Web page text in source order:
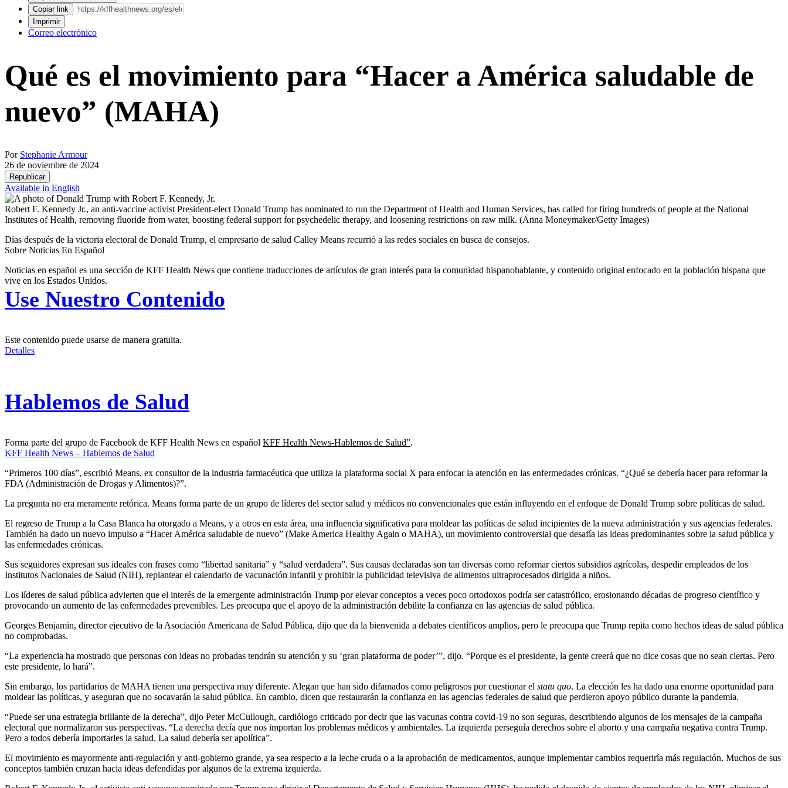
Copiar link
Imprimir
Correo electrónico
Qué es el movimiento para “Hacer a América saludable de
nuevo” (MAHA)
Por Stephanie Armour
26 de noviembre de 2024
Republicar
Available in English
Robert F. Kennedy Jr., an anti-vaccine activist President-elect Donald Trump has nominated to run the Department of Health and Human Services, has called for firing hundreds of people at the National
Institutes of Health, removing fluoride from water, boosting federal support for psychedelic therapy, and loosening restrictions on raw milk. (Anna Moneymaker/Getty Images)
Días después de la victoria electoral de Donald Trump, el empresario de salud Calley Means recurrió a las redes sociales en busca de consejos.
Sobre Noticias En Español
Noticias en español es una sección de KFF Health News que contiene traducciones de artículos de gran interés para la comunidad hispanohablante, y contenido original enfocado en la población hispana que
vive en los Estados Unidos.
Use Nuestro Contenido
Este contenido puede usarse de manera gratuita.
Detalles
Hablemos de Salud
Forma parte del grupo de Facebook de KFF Health News en español KFF Health News-Hablemos de Salud”.
KFF Health News – Hablemos de Salud
“Primeros 100 días”, escribió Means, ex consultor de la industria farmacéutica que utiliza la plataforma social X para enfocar la atención en las enfermedades crónicas. “¿Qué se debería hacer para reformar la
FDA (Administración de Drogas y Alimentos)?”.
La pregunta no era meramente retórica. Means forma parte de un grupo de líderes del sector salud y médicos no convencionales que están influyendo en el enfoque de Donald Trump sobre políticas de salud.
El regreso de Trump a la Casa Blanca ha otorgado a Means, y a otros en esta área, una influencia significativa para moldear las políticas de salud incipientes de la nueva administración y sus agencias federales.
También ha dado un nuevo impulso a “Hacer América saludable de nuevo” (Make America Healthy Again o MAHA), un movimiento controversial que desafía las ideas predominantes sobre la salud pública y
las enfermedades crónicas.
Sus seguidores expresan sus ideales con frases como “libertad sanitaria” y “salud verdadera”. Sus causas declaradas son tan diversas como reformar ciertos subsidios agrícolas, despedir empleados de los
Institutos Nacionales de Salud (NIH), replantear el calendario de vacunación infantil y prohibir la publicidad televisiva de alimentos ultraprocesados dirigida a niños.
Los líderes de salud pública advierten que el interés de la emergente administración Trump por elevar conceptos a veces poco ortodoxos podría ser catastrófico, erosionando décadas de progreso científico y
provocando un aumento de las enfermedades prevenibles. Les preocupa que el apoyo de la administración debilite la confianza en las agencias de salud pública.
Georges Benjamin, director ejecutivo de la Asociación Americana de Salud Pública, dijo que da la bienvenida a debates científicos amplios, pero le preocupa que Trump repita como hechos ideas de salud pública
no comprobadas.
“La experiencia ha mostrado que personas con ideas no probadas tendrán su atención y su ‘gran plataforma de poder’”, dijo. “Porque es el presidente, la gente creerá que no dice cosas que no sean ciertas. Pero
este presidente, lo hará”.
Sin embargo, los partidarios de MAHA tienen una perspectiva muy diferente. Alegan que han sido difamados como peligrosos por cuestionar el statu quo. La elección les ha dado una enorme oportunidad para
moldear las políticas, y aseguran que no socavarán la salud pública. En cambio, dicen que restaurarán la confianza en las agencias federales de salud que perdieron apoyo público durante la pandemia.
“Puede ser una estrategia brillante de la derecha”, dijo Peter McCullough, cardiólogo criticado por decir que las vacunas contra covid-19 no son seguras, describiendo algunos de los mensajes de la campaña
electoral que normalizaron sus perspectivas. “La derecha decía que nos importan los problemas médicos y ambientales. La izquierda perseguía derechos sobre el aborto y una campaña negativa contra Trump.
Pero a todos debería importarles la salud. La salud debería ser apolítica”.
El movimiento es mayormente anti-regulación y anti-gobierno grande, ya sea respecto a la leche cruda o a la aprobación de medicamentos, aunque implementar cambios requeriría más regulación. Muchos de sus
conceptos también cruzan hacia ideas defendidas por algunos de la extrema izquierda.